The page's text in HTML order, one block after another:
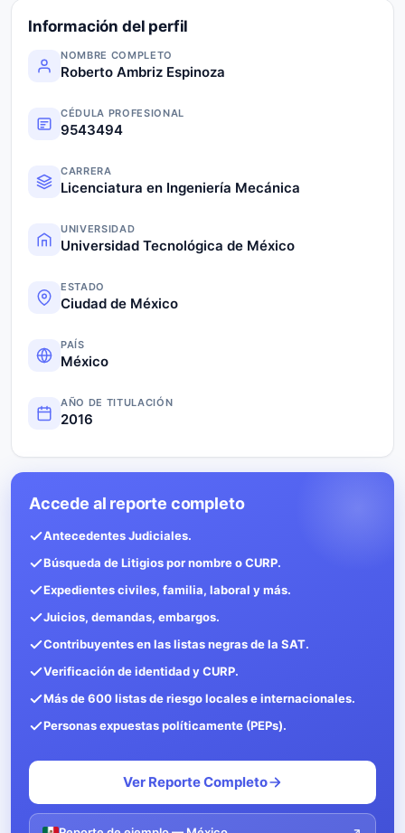
Información del perfil
NOMBRE COMPLETO
Roberto Ambriz Espinoza
CÉDULA PROFESIONAL
9543494
CARRERA
Licenciatura en Ingeniería Mecánica
UNIVERSIDAD
Universidad Tecnológica de México
ESTADO
Ciudad de México
PAÍS
México
AÑO DE TITULACIÓN
2016
Accede al reporte completo
Antecedentes Judiciales.
Búsqueda de Litigios por nombre o CURP.
Expedientes civiles, familia, laboral y más.
Juicios, demandas, embargos.
Contribuyentes en las listas negras de la SAT.
Verificación de identidad y CURP.
Más de 600 listas de riesgo locales e internacionales.
Personas expuestas políticamente (PEPs).
Ver Reporte Completo